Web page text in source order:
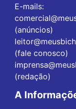
E-mails:
(anúncios)
(fale conosco)
(redação)
A